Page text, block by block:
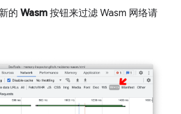
的 Wasm 按钮来过滤 Wasm 网络请